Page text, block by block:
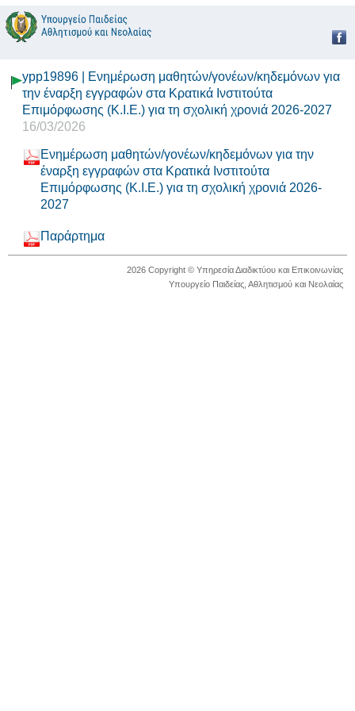
ypp19896 | Ενημέρωση μαθητών/γονέων/κηδεμόνων για
την έναρξη εγγραφών στα Κρατικά Ινστιτούτα
Επιμόρφωσης (Κ.Ι.Ε.) για τη σχολική χρονιά 2026-2027
16/03/2026
Ενημέρωση μαθητών/γονέων/κηδεμόνων για την
έναρξη εγγραφών στα Κρατικά Ινστιτούτα
Επιμόρφωσης (Κ.Ι.Ε.) για τη σχολική χρονιά 2026-
2027
Παράρτημα
2026 Copyright © Υπηρεσία Διαδικτύου και Επικοινωνίας
Υπουργείο Παιδείας, Αθλητισμού και Νεολαίας